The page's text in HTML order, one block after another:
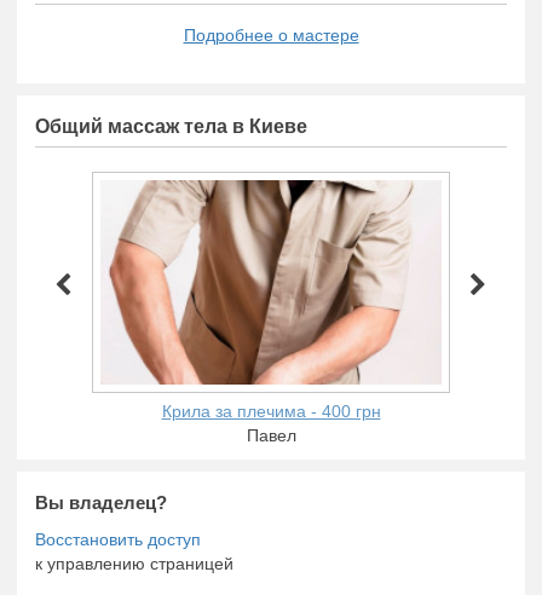
Подробнее о мастере
Общий массаж тела в Киеве
Крила за плечима - 400 грн
Павел
Вы владелец?
к управлению страницей